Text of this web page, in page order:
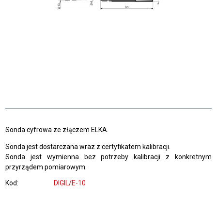
Sonda cyfrowa ze złączem ELKA.
Sonda jest dostarczana wraz z certyfikatem kalibracji.
Sonda jest wymienna bez potrzeby kalibracji z konkretnym
przyrządem pomiarowym.
Kod DIGIL/E-10